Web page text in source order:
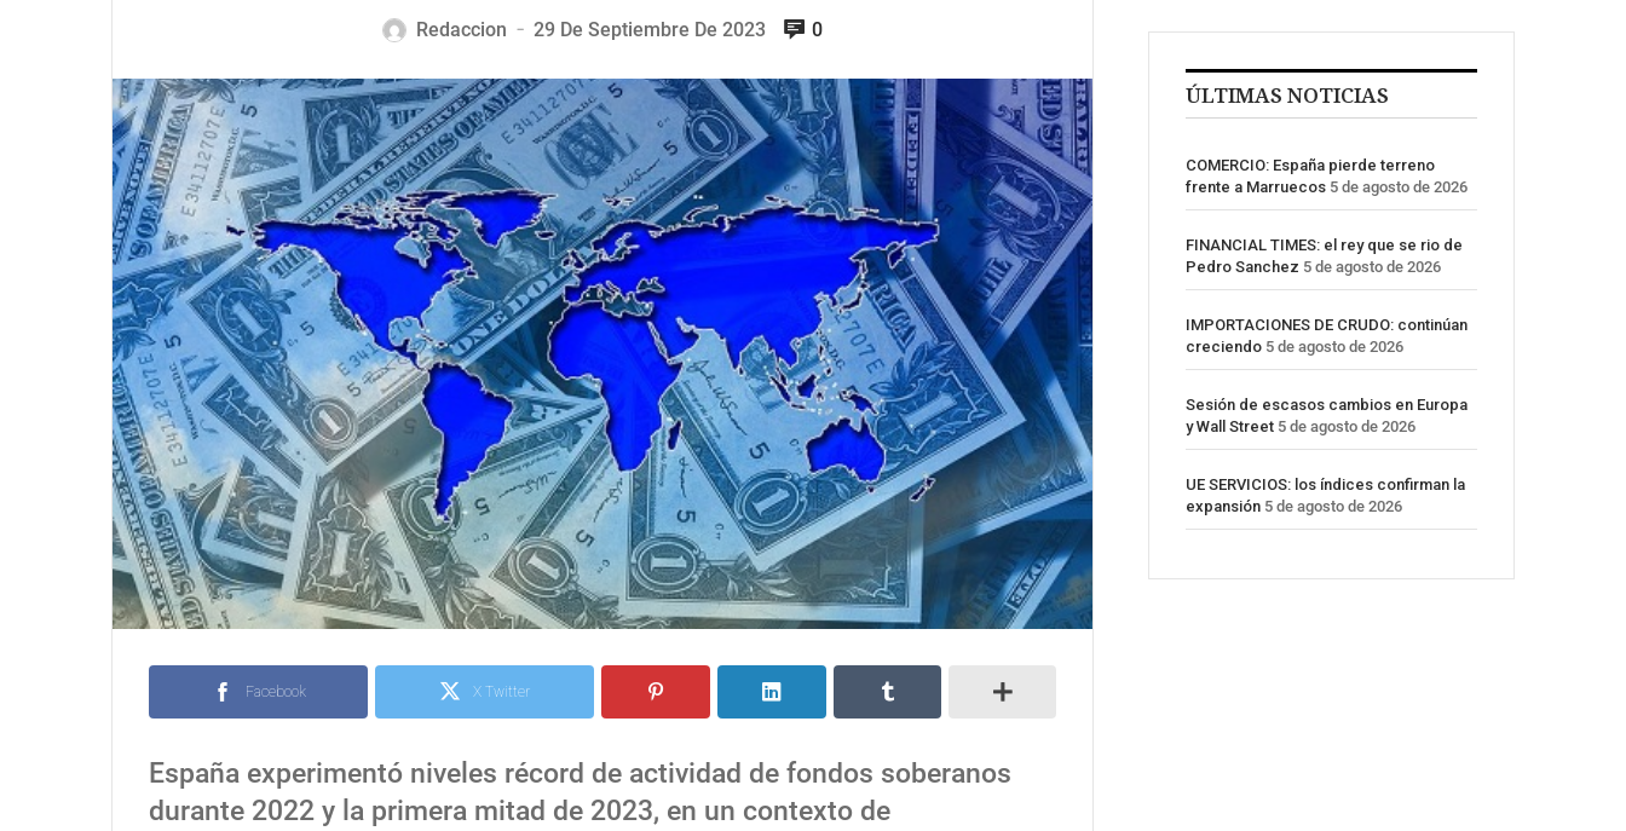
Redaccion — 29 De Septiembre De 2023 0
Facebook X Twitter
España experimentó niveles récord de actividad de fondos soberanos
durante 2022 y la primera mitad de 2023, en un contexto de
ÚLTIMAS NOTICIAS
COMERCIO: España pierde terreno
frente a Marruecos 5 de agosto de 2026
FINANCIAL TIMES: el rey que se rio de
Pedro Sanchez 5 de agosto de 2026
IMPORTACIONES DE CRUDO: continúan
creciendo 5 de agosto de 2026
Sesión de escasos cambios en Europa
y Wall Street 5 de agosto de 2026
UE SERVICIOS: los índices confirman la
expansión 5 de agosto de 2026